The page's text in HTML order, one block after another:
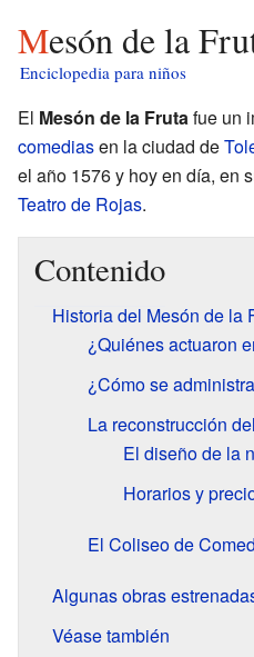
Mesón de la
Enciclopedia para niños
El Mesón de la Frutafue un
comediasen la ciudad de
el año 1576 y hoy en día, en
Teatro de Rojas.
Contenido
Historia del Mesón de la
¿Quiénes actuaron
¿Cómo se
La reconstrucción
El diseño de la
Horarios y
El Coliseo de
Algunas obras
Véase también